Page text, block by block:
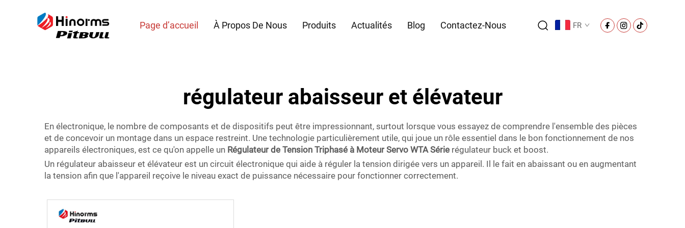
Page d’accueil À Propos De Nous Produits Actualités Blog Contactez-Nous FR
régulateur abaisseur et élévateur
En électronique, le nombre de composants et de dispositifs peut être impressionnant, surtout lorsque vous essayez de comprendre l'ensemble des pièces
et de concevoir un montage dans un espace restreint. Une technologie particulièrement utile, qui joue un rôle essentiel dans le bon fonctionnement de nos
appareils électroniques, est ce qu'on appelle un Régulateur de Tension Triphasé à Moteur Servo WTA Série régulateur buck et boost.
Un régulateur abaisseur et élévateur est un circuit électronique qui aide à réguler la tension dirigée vers un appareil. Il le fait en abaissant ou en augmentant
la tension afin que l'appareil reçoive le niveau exact de puissance nécessaire pour fonctionner correctement.